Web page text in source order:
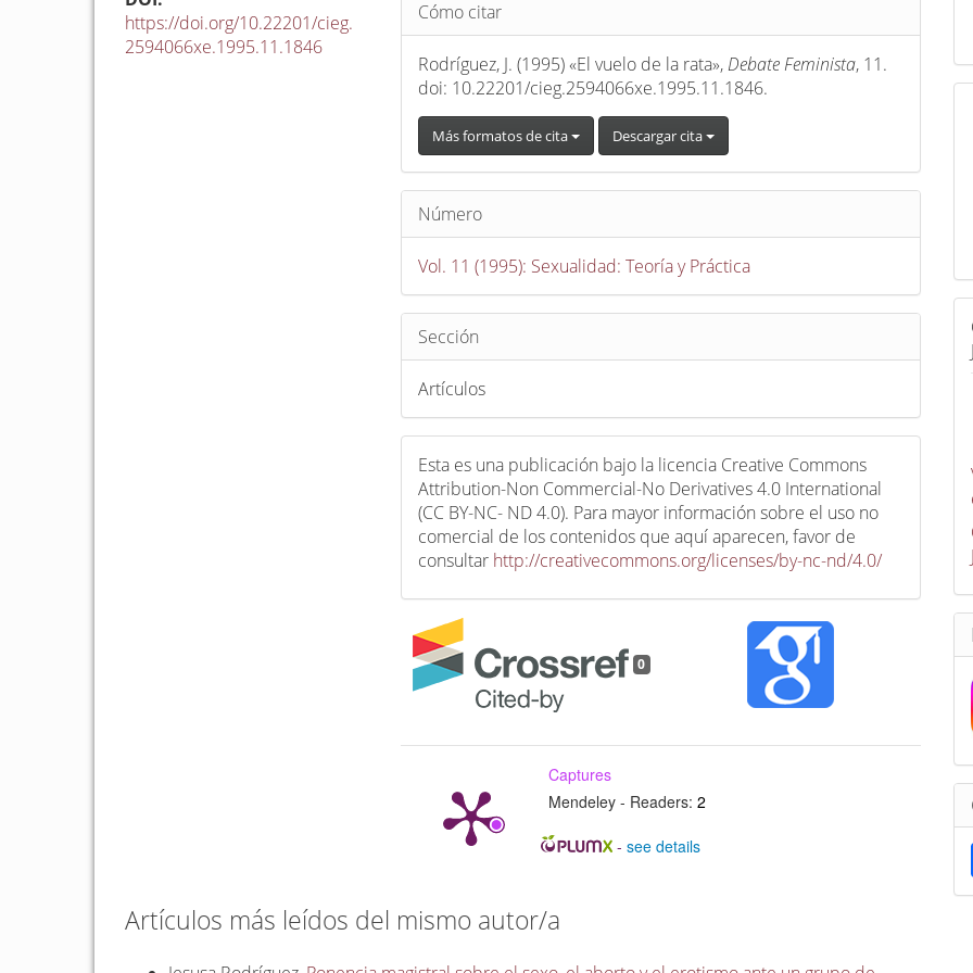
https://doi.org/10.22201/cieg.
2594066xe.1995.11.1846
del
artículo
Cómo citar
Rodríguez, J. (1995) «El vuelo de la rata», Debate Feminista, 11.
doi: 10.22201/cieg.2594066xe.1995.11.1846.
Más formatos de cita Descargar cita
Número
Vol. 11 (1995): Sexualidad: Teoría y Práctica
Sección
Artículos
Esta es una publicación bajo la licencia Creative Commons
Attribution-Non Commercial-No Derivatives 4.0 International
(CC BY-NC- ND 4.0). Para mayor información sobre el uso no
comercial de los contenidos que aquí aparecen, favor de
consultar http://creativecommons.org/licenses/by-nc-nd/4.0/
0
Captures
Mendeley - Readers:2
-see details
Artículos más leídos del mismo autor/a
t
i